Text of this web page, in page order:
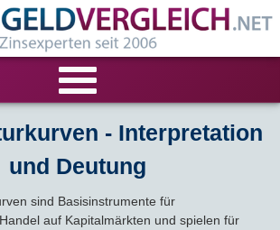
VERGLEICHE
Tagesgeld-Vergleich
Festgeld-Vergleich
RECHNER
Tagesgeldrechner
LIVE-TESTS
- Interpretation
und Deutung
sind Basisinstrumente für
auf Kapitalmärkten und spielen für